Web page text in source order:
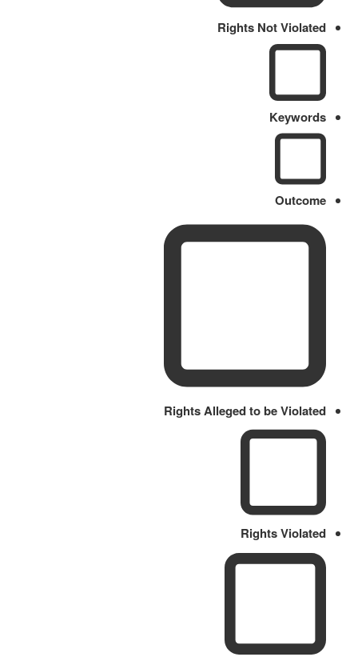
Rights Not Violated
Keywords
Outcome
Rights Alleged to be Violated
Rights Violated